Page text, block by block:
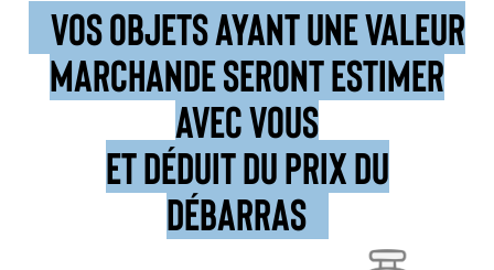
VOS OBJETS AYANT UNE VALEUR
MARCHANDE SERONT ESTIMER
AVEC VOUS
ET DÉDUIT DU PRIX DU
DÉBARRAS